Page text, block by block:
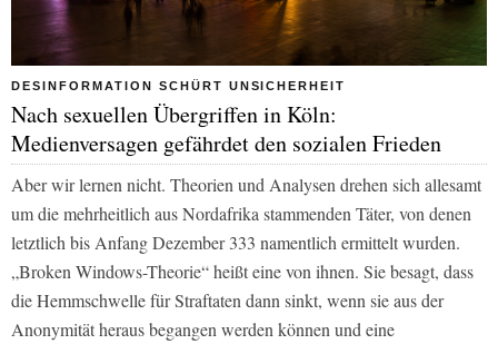
DESINFORMATION SCHÜRT UNSICHERHEIT
Nach sexuellen Übergriffen in Köln:
Medienversagen gefährdet den sozialen Frieden
Aber wir lernen nicht. Theorien und Analysen drehen sich allesamt
um die mehrheitlich aus Nordafrika stammenden Täter, von denen
letztlich bis Anfang Dezember 333 namentlich ermittelt wurden.
„Broken Windows-Theorie“ heißt eine von ihnen. Sie besagt, dass
die Hemmschwelle für Straftaten dann sinkt, wenn sie aus der
Anonymität heraus begangen werden können und eine